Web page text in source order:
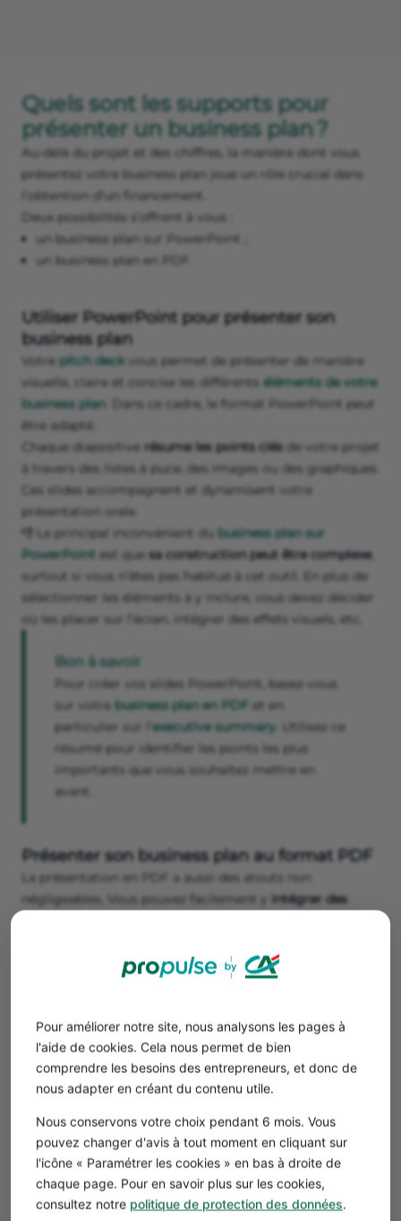
Pour améliorer notre site, nous analysons les pages à
l'aide de cookies. Cela nous permet de bien
comprendre les besoins des entrepreneurs, et donc de
nous adapter en créant du contenu utile.
Nous conservons votre choix pendant 6 mois. Vous
pouvez changer d'avis à tout moment en cliquant sur
l'icône « Paramétrer les cookies » en bas à droite de
chaque page. Pour en savoir plus sur les cookies,
consultez notre politique de protection des données.
Quels sont les supports pour
présenter un business plan ?
Au-delà du projet et des chiffres, la manière dont vous
présentez votre business plan joue un rôle crucial dans
l’obtention d’un financement.
Deux possibilités s’offrent à vous :
un business plan sur PowerPoint ;
un business plan en PDF.
Utiliser PowerPoint pour présenter son
business plan
Votre pitch deck vous permet de présenter de manière
visuelle, claire et concise les différents éléments de votre
business plan. Dans ce cadre, le format PowerPoint peut
être adapté.
Chaque diapositive résume les points clés de votre projet
à travers des listes à puce, des images ou des graphiques.
Ces slides accompagnent et dynamisent votre
présentation orale.
👎 Le principal inconvénient du business plan sur
PowerPoint est que sa construction peut être complexe,
surtout si vous n’êtes pas habitué à cet outil. En plus de
sélectionner les éléments à y inclure, vous devez décider
où les placer sur l’écran, intégrer des effets visuels, etc.
Bon à savoir
Pour créer vos slides PowerPoint, basez-vous
sur votre business plan en PDF et en
particulier sur l’ executive summary . Utilisez ce
résumé pour identifier les points les plus
importants que vous souhaitez mettre en
avant.
Présenter son business plan au format PDF
La présentation en PDF a aussi des atouts non
négligeables. Vous pouvez facilement y intégrer des
créer d’effets sur vos diapositives ni entre vos pages.
votre jury sans perdre en lisibilité. Ainsi, votre audience
peut parcourir votre support pour y rechercher des
informations pendant et après votre pitch.
Par ailleurs, le format PDF est souvent retenu pour la
construction d’un business plan. Vous pouvez alors
reprendre votre document de base , en le remodelant
pour l’adapter aux contraintes de l’exercice oral. Cette
méthode vous fera gagner un temps précieux à
consacrer à d’autres tâches, tout en vous garantissant de